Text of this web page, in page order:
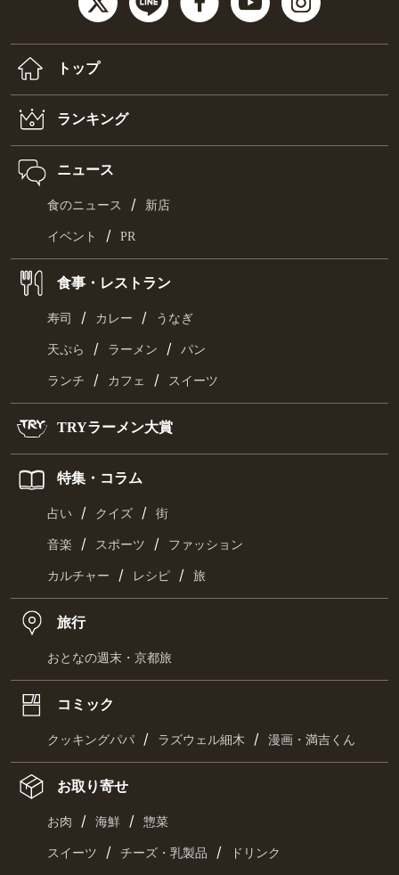
トップ
ランキング
ニュース
食のニュース / 新店
イベント / PR
食事・レストラン
寿司 / カレー / うなぎ
天ぷら / ラーメン / パン
ランチ / カフェ / スイーツ
TRYラーメン大賞
特集・コラム
占い / クイズ / 街
音楽 / スポーツ / ファッション
カルチャー / レシピ / 旅
旅行
おとなの週末・京都旅
コミック
クッキングパパ / ラズウェル細木 / 漫画・満吉くん
お取り寄せ
お肉 / 海鮮 / 惣菜
スイーツ / チーズ・乳製品 / ドリンク